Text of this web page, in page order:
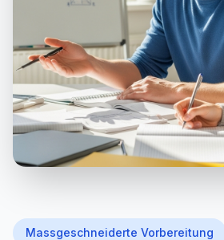
Massgeschneiderte Vorbereitung